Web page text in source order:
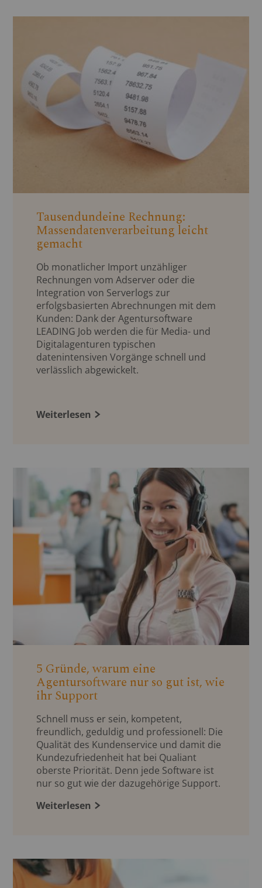
Tausendundeine Rechnung:
Massendatenverarbeitung leicht
gemacht
Ob monatlicher Import unzähliger
Rechnungen vom Adserver oder die
Integration von Serverlogs zur
erfolgsbasierten Abrechnungen mit dem
Kunden: Dank der Agentursoftware
LEADING Job werden die für Media- und
Digitalagenturen typischen
datenintensiven Vorgänge schnell und
verlässlich abgewickelt.
Weiterlesen
5 Gründe, warum eine
Agentursoftware nur so gut ist, wie
ihr Support
Schnell muss er sein, kompetent,
freundlich, geduldig und professionell: Die
Qualität des Kundenservice und damit die
Kundezufriedenheit hat bei Qualiant
oberste Priorität. Denn jede Software ist
nur so gut wie der dazugehörige Support.
Weiterlesen